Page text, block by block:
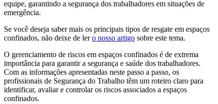
equipe, garantindo a segurança dos trabalhadores em situações de
emergência.
Se você deseja saber mais os principais tipos de resgate em espaços
confinados, não deixe de lero nosso artigo sobre este tema.
O gerenciamento de riscos em espaços confinados é de extrema
importância para garantir a segurança e saúde dos trabalhadores.
Com as informações apresentadas neste passo a passo, os
profissionais de Segurança do Trabalho têm um roteiro claro para
identificar, avaliar e controlar os riscos associados a espaços
confinados.